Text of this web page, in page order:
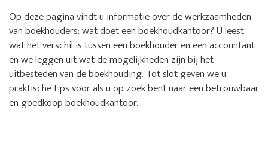
Op deze pagina vindt u informatie over de werkzaamheden
van boekhouders: wat doet een boekhoudkantoor? U leest
wat het verschil is tussen een boekhouder en een accountant
en we leggen uit wat de mogelijkheden zijn bij het
uitbesteden van de boekhouding. Tot slot geven we u
praktische tips voor als u op zoek bent naar een betrouwbaar
en goedkoop boekhoudkantoor.